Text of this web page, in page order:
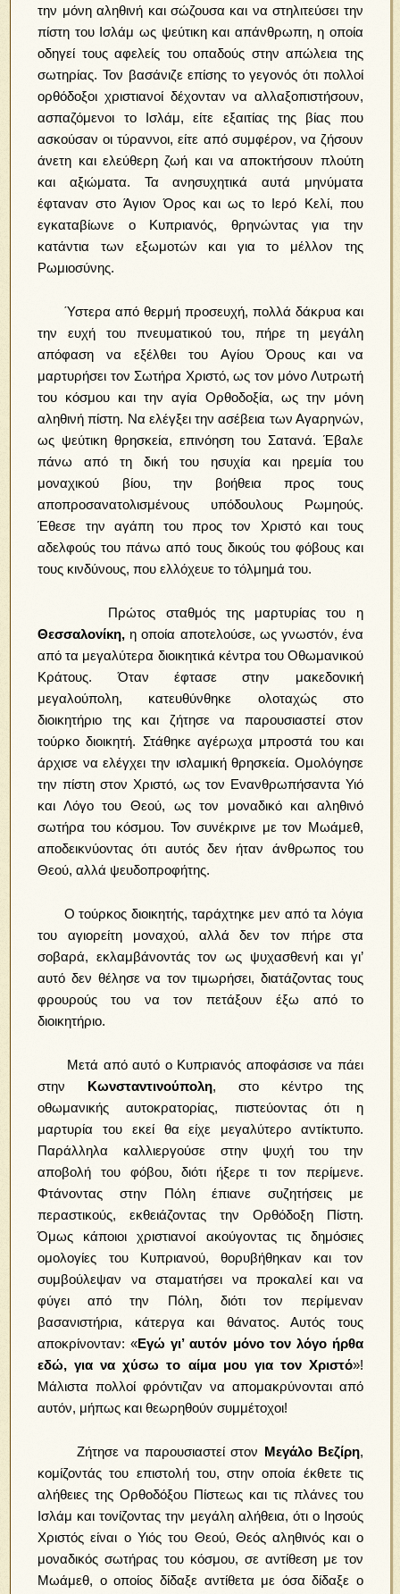
την μόνη αληθινή και σώζουσα και να στηλιτεύσει την
πίστη του Ισλάμ ως ψεύτικη και απάνθρωπη, η οποία
οδηγεί τους αφελείς του οπαδούς στην απώλεια της
σωτηρίας. Τον βασάνιζε επίσης το γεγονός ότι πολλοί
ορθόδοξοι χριστιανοί δέχονταν να αλλαξοπιστήσουν,
ασπαζόμενοι το Ισλάμ, είτε εξαιτίας της βίας που
ασκούσαν οι τύραννοι, είτε από συμφέρον, να ζήσουν
άνετη και ελεύθερη ζωή και να αποκτήσουν πλούτη
και αξιώματα. Τα ανησυχητικά αυτά μηνύματα
έφταναν στο Άγιον Όρος και ως το Ιερό Κελί, που
εγκαταβίωνε ο Κυπριανός, θρηνώντας για την
κατάντια των εξωμοτών και για το μέλλον της
Ρωμιοσύνης.
Ύστερα από θερμή προσευχή, πολλά δάκρυα και
την ευχή του πνευματικού του, πήρε τη μεγάλη
απόφαση να εξέλθει του Αγίου Όρους και να
μαρτυρήσει τον Σωτήρα Χριστό, ως τον μόνο Λυτρωτή
του κόσμου και την αγία Ορθοδοξία, ως την μόνη
αληθινή πίστη. Να ελέγξει την ασέβεια των Αγαρηνών,
ως ψεύτικη θρησκεία, επινόηση του Σατανά. Έβαλε
πάνω από τη δική του ησυχία και ηρεμία του
μοναχικού βίου, την βοήθεια προς τους
αποπροσανατολισμένους υπόδουλους Ρωμηούς.
Έθεσε την αγάπη του προς τον Χριστό και τους
αδελφούς του πάνω από τους δικούς του φόβους και
τους κινδύνους, που ελλόχευε το τόλμημά του.
Πρώτος σταθμός της μαρτυρίας του η
Θεσσαλονίκη, η οποία αποτελούσε, ως γνωστόν, ένα
από τα μεγαλύτερα διοικητικά κέντρα του Οθωμανικού
Κράτους. Όταν έφτασε στην μακεδονική
μεγαλούπολη, κατευθύνθηκε ολοταχώς στο
διοικητήριο της και ζήτησε να παρουσιαστεί στον
τούρκο διοικητή. Στάθηκε αγέρωχα μπροστά του και
άρχισε να ελέγχει την ισλαμική θρησκεία. Ομολόγησε
την πίστη στον Χριστό, ως τον Ενανθρωπήσαντα Υιό
και Λόγο του Θεού, ως τον μοναδικό και αληθινό
σωτήρα του κόσμου. Τον συνέκρινε με τον Μωάμεθ,
αποδεικνύοντας ότι αυτός δεν ήταν άνθρωπος του
Θεού, αλλά ψευδοπροφήτης.
Ο τούρκος διοικητής, ταράχτηκε μεν από τα λόγια
του αγιορείτη μοναχού, αλλά δεν τον πήρε στα
σοβαρά, εκλαμβάνοντάς τον ως ψυχασθενή και γι’
αυτό δεν θέλησε να τον τιμωρήσει, διατάζοντας τους
φρουρούς του να τον πετάξουν έξω από το
διοικητήριο.
Μετά από αυτό ο Κυπριανός αποφάσισε να πάει
στην Κωνσταντινούπολη, στο κέντρο της
οθωμανικής αυτοκρατορίας, πιστεύοντας ότι η
μαρτυρία του εκεί θα είχε μεγαλύτερο αντίκτυπο.
Παράλληλα καλλιεργούσε στην ψυχή του την
αποβολή του φόβου, διότι ήξερε τι τον περίμενε.
Φτάνοντας στην Πόλη έπιανε συζητήσεις με
περαστικούς, εκθειάζοντας την Ορθόδοξη Πίστη.
Όμως κάποιοι χριστιανοί ακούγοντας τις δημόσιες
ομολογίες του Κυπριανού, θορυβήθηκαν και τον
συμβούλεψαν να σταματήσει να προκαλεί και να
φύγει από την Πόλη, διότι τον περίμεναν
βασανιστήρια, κάτεργα και θάνατος. Αυτός τους
αποκρίνονταν: «Εγώ γι’ αυτόν μόνο τον λόγο ήρθα
εδώ, για να χύσω το αίμα μου για τον Χριστό»!
Μάλιστα πολλοί φρόντιζαν να απομακρύνονται από
αυτόν, μήπως και θεωρηθούν συμμέτοχοι!
Ζήτησε να παρουσιαστεί στον Μεγάλο Βεζίρη,
κομίζοντάς του επιστολή του, στην οποία έκθετε τις
αλήθειες της Ορθοδόξου Πίστεως και τις πλάνες του
Ισλάμ και τονίζοντας την μεγάλη αλήθεια, ότι ο Ιησούς
Χριστός είναι ο Υιός του Θεού, Θεός αληθινός και ο
μοναδικός σωτήρας του κόσμου, σε αντίθεση με τον
Μωάμεθ, ο οποίος δίδαξε αντίθετα με όσα δίδαξε ο